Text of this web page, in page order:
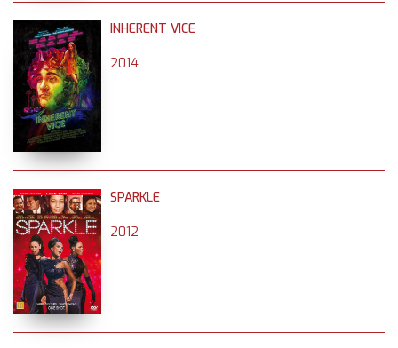
INHERENT VICE
2014
SPARKLE
2012